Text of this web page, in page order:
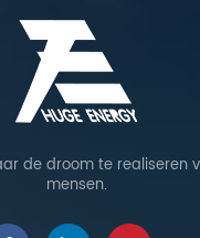
de droom te realiseren
mensen.